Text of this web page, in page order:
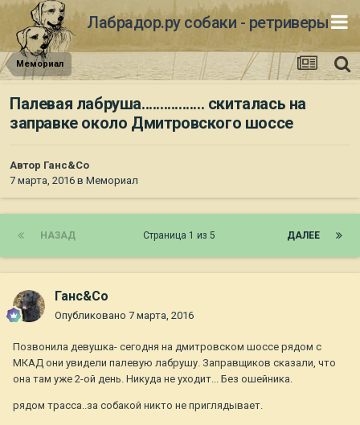
Лабрадор.ру собаки - ретриверы
Мемориал
Палевая лабруша................. скиталась на
заправке около Дмитровского шоссе
Автор Ганс&Co
7 марта, 2016 в Мемориал
НАЗАД ДАЛЕЕ
Страница 1 из 5
Ганс&Co
Опубликовано 7 марта, 2016
Позвонила девушка- сегодня на дмитровском шоссе рядом с
МКАД они увидели палевую лабрушу. Заправщиков сказали, что
она там уже 2-ой день. Никуда не уходит... Без ошейника.
рядом трасса..за собакой никто не приглядывает.